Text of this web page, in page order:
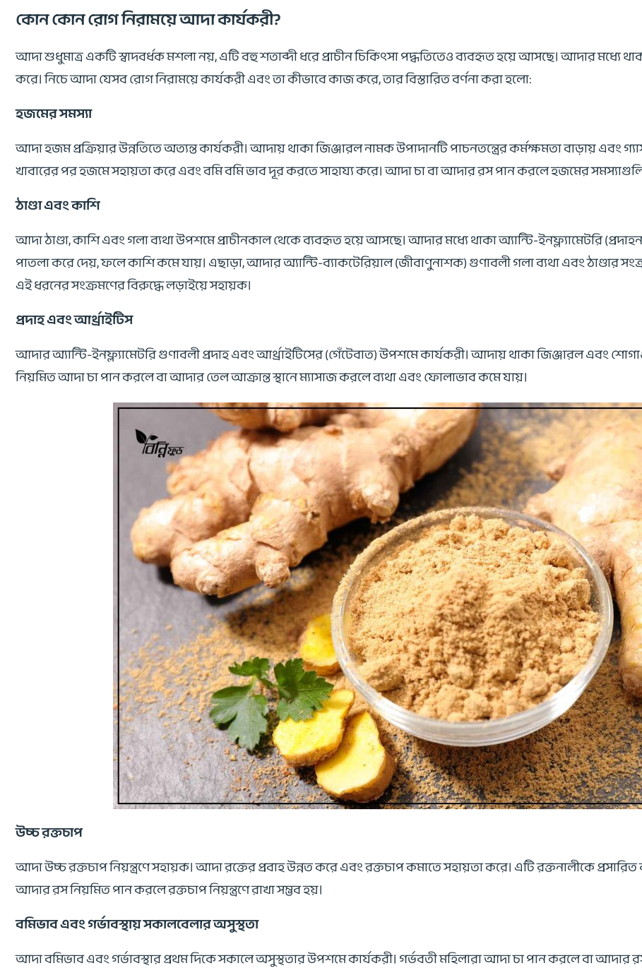
কোন কোন রোগ নিরাময়ে আদা কার্যকরী?
আদা শুধুমাত্র একটি স্বাদবর্ধক মশলা নয়, এটি বহু শতাব্দী ধরে প্রাচীন চিকিৎসা পদ্ধতিতেও ব্যবহৃত হয়ে আসছে। আদার মধ্যে
করে। নিচে আদা যেসব রোগ নিরাময়ে কার্যকরী এবং তা কীভাবে কাজ করে, তার বিস্তারিত বর্ণনা করা হলো:
হজমের সমস্যা
আদা হজম প্রক্রিয়ার উন্নতিতে অত্যন্ত কার্যকরী। আদায় থাকা জিঞ্জারল নামক উপাদানটি পাচনতন্ত্রের কর্মক্ষমতা বাড়ায় এবং
খাবারের পর হজমে সহায়তা করে এবং বমি বমি ভাব দূর করতে সাহায্য করে। আদা চা বা আদার রস পান করলে হজমের সমস্যাগুলি
ঠাণ্ডা এবং কাশি
আদা ঠাণ্ডা, কাশি এবং গলা ব্যথা উপশমে প্রাচীনকাল থেকে ব্যবহৃত হয়ে আসছে। আদার মধ্যে থাকা অ্যান্টি-ইনফ্ল্যামেটরি
পাতলা করে দেয়, ফলে কাশি কমে যায়। এছাড়া, আদার অ্যান্টি-ব্যাকটেরিয়াল (জীবাণুনাশক) গুণাবলী গলা ব্যথা এবং ঠাণ্ডার
এই ধরনের সংক্রমণের বিরুদ্ধে লড়াইয়ে সহায়ক।
প্রদাহ এবং আর্থ্রাইটিস
আদার অ্যান্টি-ইনফ্ল্যামেটরি গুণাবলী প্রদাহ এবং আর্থ্রাইটিসের (গেঁটেবাত) উপশমে কার্যকরী। আদায় থাকা জিঞ্জারল এবং
নিয়মিত আদা চা পান করলে বা আদার তেল আক্রান্ত স্থানে ম্যাসাজ করলে ব্যথা এবং ফোলাভাব কমে যায়।
উচ্চ রক্তচাপ
আদা উচ্চ রক্তচাপ নিয়ন্ত্রণে সহায়ক। আদা রক্তের প্রবাহ উন্নত করে এবং রক্তচাপ কমাতে সহায়তা করে। এটি রক্তনালীকে
আদার রস নিয়মিত পান করলে রক্তচাপ নিয়ন্ত্রণে রাখা সম্ভব হয়।
বমিভাব এবং গর্ভাবস্থায় সকালবেলার অসুস্থতা
আদা বমিভাব এবং গর্ভাবস্থার প্রথম দিকে সকালে অসুস্থতার উপশমে কার্যকরী। গর্ভবতী মহিলারা আদা চা পান করলে বা